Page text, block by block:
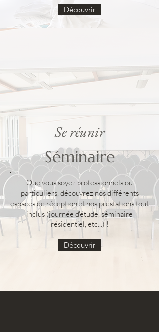
Découvrir
Se réunir
Séminaire
Que vous soyez professionnels ou
particuliers, découvrez nos différents
espaces de réception et nos prestations tout
inclus (journée d'étude, séminaire
résidentiel, etc...) !
Découvrir